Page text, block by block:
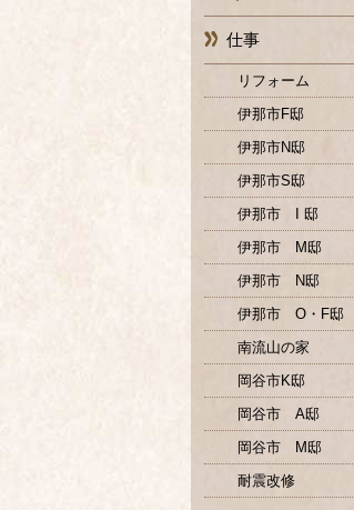
仕事
リフォーム
伊那市F邸
伊那市N邸
伊那市S邸
伊那市 I 邸
伊那市 M邸
伊那市 N邸
伊那市 O・F邸
南流山の家
岡谷市K邸
岡谷市 A邸
岡谷市 M邸
耐震改修